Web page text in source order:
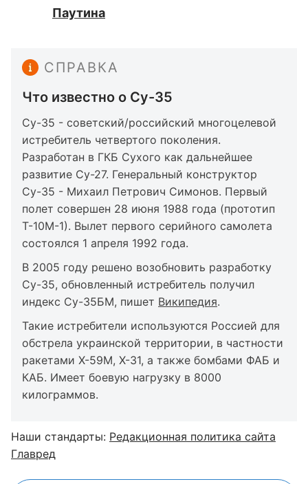
Паутина
СПРАВКА
Что известно о Су-35
Су-35 - советский/российский многоцелевой
истребитель четвертого поколения.
Разработан в ГКБ Сухого как дальнейшее
развитие Су-27. Генеральный конструктор
Су-35 - Михаил Петрович Симонов. Первый
полет совершен 28 июня 1988 года (прототип
Т-10М-1). Вылет первого серийного самолета
состоялся 1 апреля 1992 года.
В 2005 году решено возобновить разработку
Су-35, обновленный истребитель получил
индекс Су-35БМ, пишет Википедия.
Такие истребители используются Россией для
обстрела украинской территории, в частности
ракетами Х-59М, Х-31, а также бомбами ФАБ и
КАБ. Имеет боевую нагрузку в 8000
килограммов.
Наши стандарты: Редакционная политика сайта
Главред